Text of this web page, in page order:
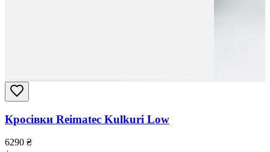
Кросівки Reimatec Kulkuri Low
6290 ₴